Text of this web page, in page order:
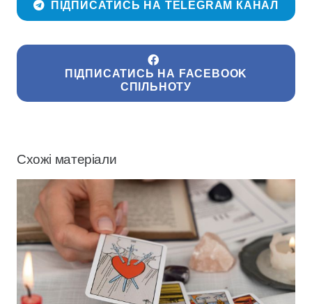
ПІДПИСАТИСЬ НА TELEGRAM КАНАЛ
ПІДПИСАТИСЬ НА FACEBOOK
СПІЛЬНОТУ
Схожі матеріали